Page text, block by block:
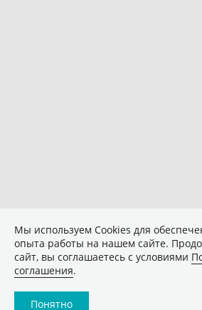
Мы используем Сookies для
опыта работы на нашем сайте.
сайт, вы соглашаетесь с условиями
соглашения.
Понятно